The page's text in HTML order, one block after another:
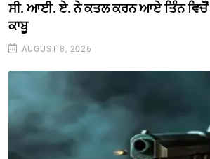
ਸੀ. ਆਈ. ਏ. ਨੇ ਕਤਲ ਕਰਨ ਆਏ ਤਿੰਨ ਵਿਚੋਂ
ਕਾਬੂ
AUGUST 8, 2026